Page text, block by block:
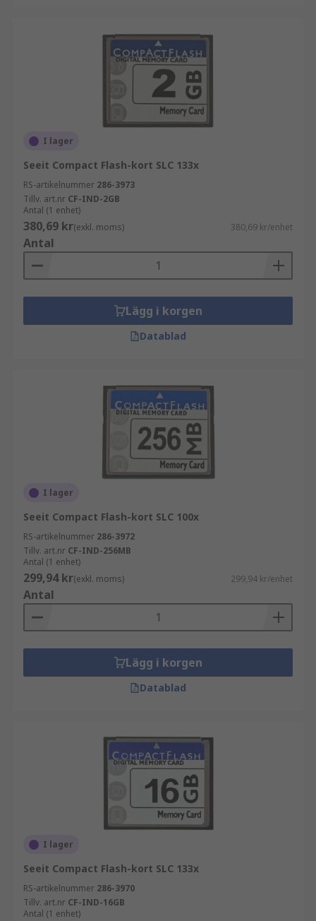
I lager
Seeit Compact Flash-kort SLC 133x
RS-artikelnummer 286-3973
Tillv. art.nr CF-IND-2GB
Antal (1 enhet)
380,69 kr(exkl. moms) 380,69 kr/enhet
Antal
Lägg i korgen
Datablad
I lager
Seeit Compact Flash-kort SLC 100x
RS-artikelnummer 286-3972
Tillv. art.nr CF-IND-256MB
Antal (1 enhet)
299,94 kr(exkl. moms) 299,94 kr/enhet
Antal
Lägg i korgen
Datablad
I lager
Seeit Compact Flash-kort SLC 133x
RS-artikelnummer 286-3970
Tillv. art.nr CF-IND-16GB
Antal (1 enhet)